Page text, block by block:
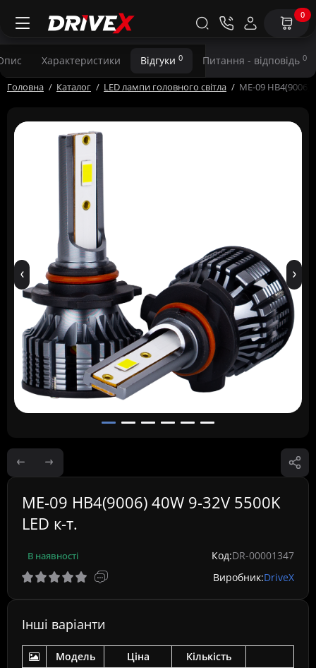
0
Головна Каталог LED лампи головного світла ME-09 HB4(9006)
Характеристики Відгуки 0 Питання - відповідь 0
ME-09 HB4(9006) 40W 9-32V 5500K
LED к-т.
В наявності Код:DR-00001347
Виробник:DriveX
Інші варіанти
Модель Ціна
Кількість